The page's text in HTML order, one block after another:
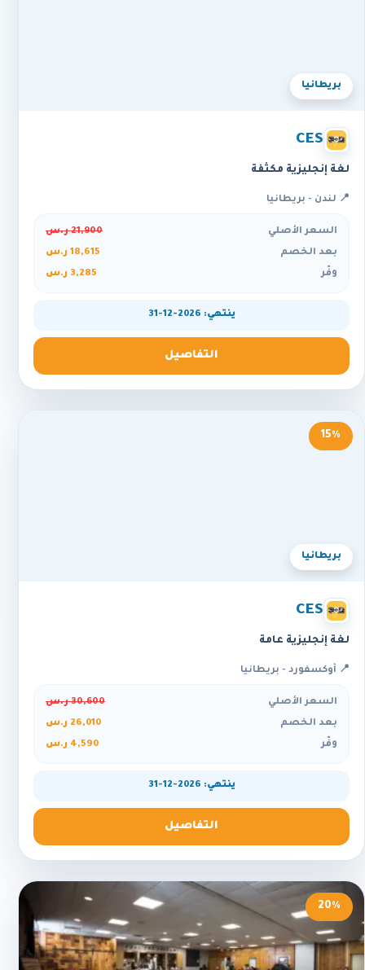
بريطانيا
CES
لغة إنجليزية مكثفة
📍 لندن - بريطانيا
السعر الأصلي
21,900 ر.س
بعد الخصم
18,615 ر.س
وفّر
3,285 ر.س
ينتهي: 2026-12-31
التفاصيل
بريطانيا
15%
CES
لغة إنجليزية عامة
📍 أوكسفورد - بريطانيا
السعر الأصلي
30,600 ر.س
بعد الخصم
26,010 ر.س
وفّر
4,590 ر.س
ينتهي: 2026-12-31
التفاصيل
20%